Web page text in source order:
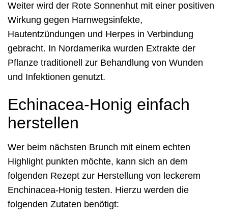
Weiter wird der Rote Sonnenhut mit einer positiven
Wirkung gegen Harnwegsinfekte,
Hautentzündungen und Herpes in Verbindung
gebracht. In Nordamerika wurden Extrakte der
Pflanze traditionell zur Behandlung von Wunden
und Infektionen genutzt.
Echinacea-Honig einfach
herstellen
Wer beim nächsten Brunch mit einem echten
Highlight punkten möchte, kann sich an dem
folgenden Rezept zur Herstellung von leckerem
Enchinacea-Honig testen. Hierzu werden die
folgenden Zutaten benötigt: